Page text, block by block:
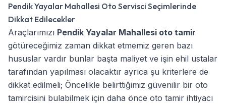
Pendik Yayalar Mahallesi Oto Servisci Seçimlerinde
Dikkat Edilecekler
Araçlarımızı Pendik Yayalar Mahallesi oto tamir
götüreceğimiz zaman dikkat etmemiz geren bazı
hususlar vardır bunlar başta maliyet ve işin ehil ustalar
tarafından yapılması olacaktır ayrıca şu kriterlere de
dikkat edilmeli; Öncelikle belirttiğimiz güvenilir bir oto
tamircisini bulabilmek için daha önce oto tamir ihtiyacı